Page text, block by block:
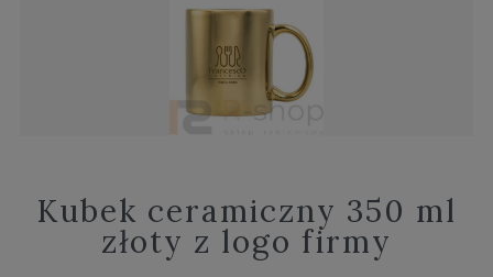
Kubek ceramiczny 350 ml
złoty z logo firmy